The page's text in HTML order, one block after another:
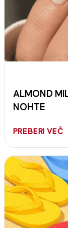
ALMOND
NOHTE
PREBERI VEČ